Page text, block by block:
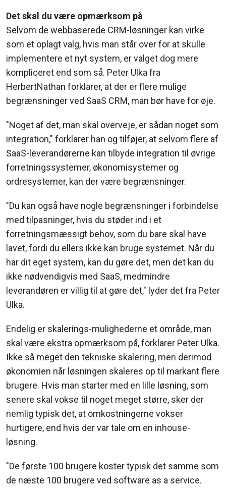
Det skal du være opmærksom på
Selvom de webbaserede CRM-løsninger kan virke
som et oplagt valg, hvis man står over for at skulle
implementere et nyt system, er valget dog mere
kompliceret end som så. Peter Ulka fra
HerbertNathan forklarer, at der er flere mulige
begrænsninger ved SaaS CRM, man bør have for øje.
"Noget af det, man skal overveje, er sådan noget som
integration," forklarer han og tilføjer, at selvom flere af
SaaS-leverandørerne kan tilbyde integration til øvrige
forretningssystemer, økonomisystemer og
ordresystemer, kan der være begrænsninger.
"Du kan også have nogle begrænsninger i forbindelse
med tilpasninger, hvis du støder ind i et
forretningsmæssigt behov, som du bare skal have
lavet, fordi du ellers ikke kan bruge systemet. Når du
har dit eget system, kan du gøre det, men det kan du
ikke nødvendigvis med SaaS, medmindre
leverandøren er villig til at gøre det," lyder det fra Peter
Ulka.
Endelig er skalerings-mulighederne et område, man
skal være ekstra opmærksom på, forklarer Peter Ulka.
Ikke så meget den tekniske skalering, men derimod
økonomien når løsningen skaleres op til markant flere
brugere. Hvis man starter med en lille løsning, som
senere skal vokse til noget meget større, sker der
nemlig typisk det, at omkostningerne vokser
hurtigere, end hvis der var tale om en inhouse-
løsning.
"De første 100 brugere koster typisk det samme som
de næste 100 brugere ved software as a service.